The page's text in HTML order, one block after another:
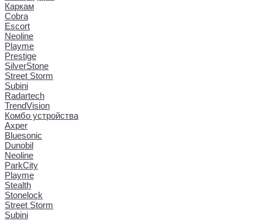
Каркам
Cobra
Escort
Neoline
Playme
Prestige
SilverStone
Street Storm
Subini
Radartech
TrendVision
Комбо устройства
Axper
Bluesonic
Dunobil
Neoline
ParkCity
Playme
Stealth
Stonelock
Street Storm
Subini